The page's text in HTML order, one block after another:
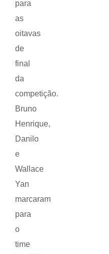
para
as
oitavas
de
final
da
competição.
Bruno
Henrique,
Danilo
e
Wallace
Yan
marcaram
para
o
time